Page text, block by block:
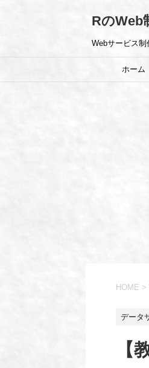
RのWeb
Webサービス
ホーム
HOME >
データ
【